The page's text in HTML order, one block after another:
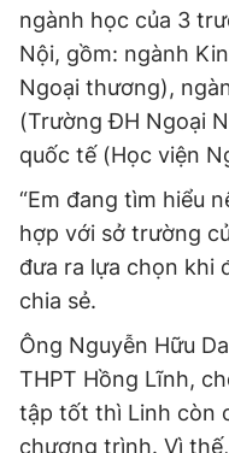
ngành học của 3
Nội, gồm: ngành
Ngoại thương),
(Trường ĐH Ngoại
quốc tế (Học viện
“Em đang tìm hiểu
hợp với sở trường
đưa ra lựa chọn khi
chia sẻ.
Ông Nguyễn Hữu
THPT Hồng Lĩnh,
tập tốt thì Linh còn
chương trình. Vì